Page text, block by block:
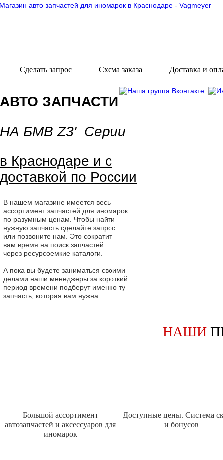
АВТО ЗАПЧАСТИ
НА БМВ Z3' Серии
в Краснодаре и с
доставкой по России
В нашем магазине имеется весь
ассортимент запчастей для иномарок
по разумным ценам. Чтобы найти
нужную запчасть сделайте запрос
или позвоните нам. Это сократит
вам время на поиск запчастей
через ресурсоемкие каталоги.
А пока вы будете заниматься своими
делами наши менеджеры за короткий
период времени подберут именно ту
запчасть, которая вам нужна.
НАШИ
Большой ассортимент
автозапчастей и аксессуаров для
иномарок
Доступные цены. Система
и бонусов
Сделать запрос Схема заказа Доставка и